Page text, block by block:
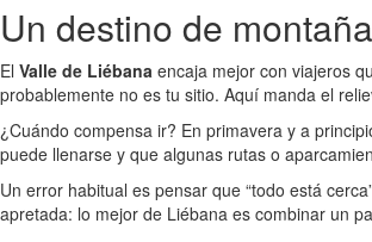
Un destino de
El Valle de Liébana encaja mejor con viajeros
probablemente no es tu sitio. Aquí manda el
¿Cuándo compensa ir? En primavera y a
puede llenarse y que algunas rutas o
Un error habitual es pensar que “todo está
apretada: lo mejor de Liébana es combinar un